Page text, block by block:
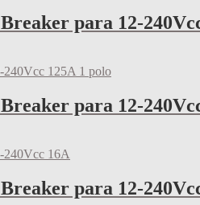
para 12-
para 12-
para 12-